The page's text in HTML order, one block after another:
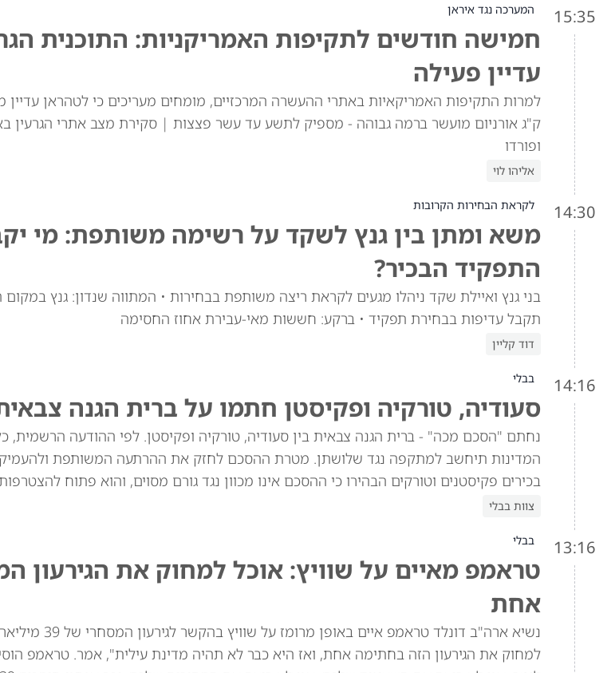
15:35 המערכה נגד איראן
חמישה חודשים לתקיפות האמריקניות: התוכנית
עדיין פעילה
ק"ג אורניום מועשר ברמה גבוהה - מספיק לתשע עד עשר פצצות | סקירת מצב אתרי הגרעין
ופורדו
אליהו לוי
14:30 לקראת הבחירות הקרובות
משא ומתן בין גנץ לשקד על רשימה משותפת: מי
התפקיד הבכיר?
בני גנץ ואיילת שקד ניהלו מגעים לקראת ריצה משותפת בבחירות • המתווה שנדון: גנץ
תקבל עדיפות בבחירת תפקיד • ברקע: חששות מאי-עבירת אחוז החסימה
דוד קליין
14:16 בבלי
סעודיה, טורקיה ופקיסטן חתמו על ברית הגנה
נחתם "הסכם מכה" - ברית הגנה צבאית בין סעודיה, טורקיה ופקיסטן. לפי ההודעה
המדינות תיחשב למתקפה נגד שלושתן. מטרת ההסכם לחזק את ההרתעה המשותפת ולהעמיק
בכירים פקיסטנים וטורקים הבהירו כי ההסכם אינו מכוון נגד גורם מסוים, והוא פתוח
צוות בבלי
13:16 בבלי
טראמפ מאיים על שוויץ: אוכל למחוק את הגירעון
אחת
נשיא ארה"ב דונלד
למחוק את הגירעון הזה בחתימה אחת, ואז היא כבר לא תהיה מדינת עילית", אמר. טראמפ